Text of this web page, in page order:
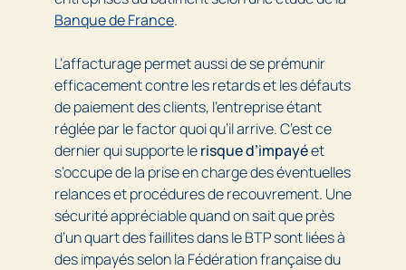
Banque de France.
L’affacturage permet aussi de se prémunir
efficacement contre les retards et les défauts
de paiement des clients, l’entreprise étant
réglée par le factor quoi qu’il arrive. C’est ce
dernier qui supporte lerisque d’impayéet
s’occupe de la prise en charge des éventuelles
relances et procédures de recouvrement. Une
sécurité appréciable quand on sait que près
d’un quart des faillites dans le BTP sont liées à
des impayés selon la Fédération française du